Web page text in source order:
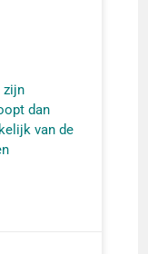
zijn
dan
van de